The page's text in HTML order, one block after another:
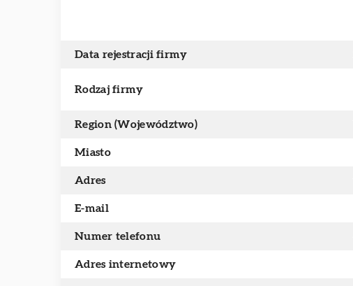
Data rejestracji firmy
Rodzaj firmy
Region (Województwo)
Miasto
Adres
E-mail
Numer telefonu
Adres internetowy